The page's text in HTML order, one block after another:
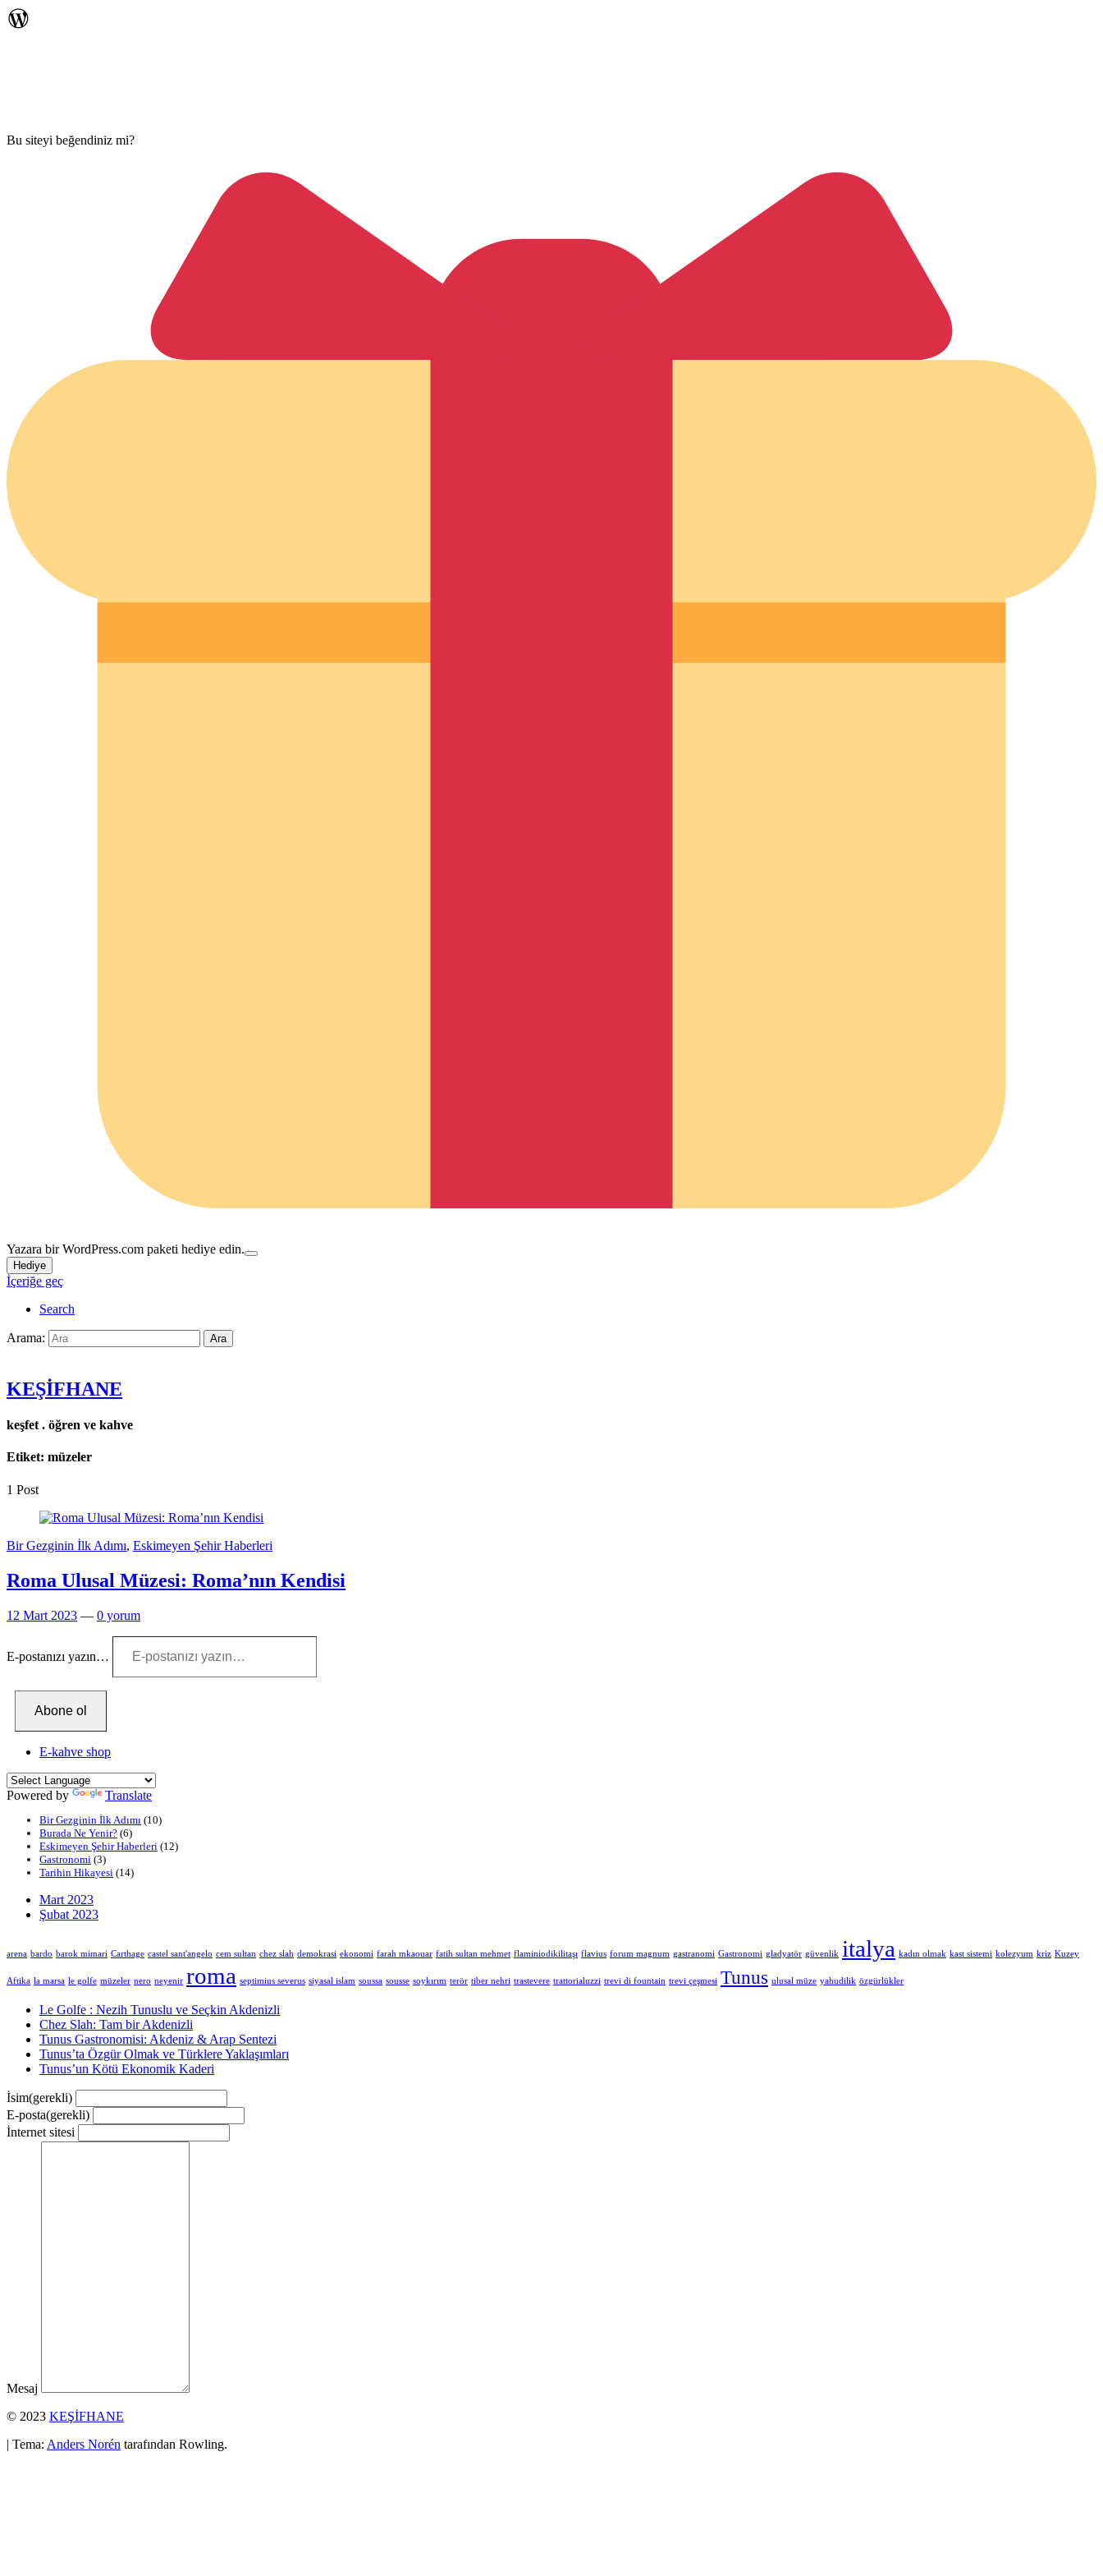
Bu siteyi beğendiniz mi?
Yazara bir WordPress.com paketi hediye edin.
Hediye
İçeriğe geç
Search
Arama: Ara
KEŞİFHANE
keşfet . öğren ve kahve
Etiket: müzeler
1 Post
Bir Gezginin İlk Adımı, Eskimeyen Şehir Haberleri
Roma Ulusal Müzesi: Roma’nın Kendisi
12 Mart 2023 — 0 yorum
E-postanızı yazın…
Abone ol
E-kahve shop
Powered by Translate
Bir Gezginin İlk Adımı (10)
Burada Ne Yenir? (6)
Eskimeyen Şehir Haberleri (12)
Gastronomi (3)
Tarihin Hikayesi (14)
Mart 2023
Şubat 2023
arena bardo barok mimari Carthage castel sant'angelo cem sultan chez slah demokrasi ekonomi farah mkaouar fatih sultan mehmet flaminiodikilitaşı flavius forum magnum gastranomi Gastronomi gladyatör güvenlik italya kadın olmak kast sistemi kolezyum kriz Kuzey
Aftika la marsa le golfe müzeler nero neyenir roma septimius severus siyasal islam soussa sousse soykırım terör tiber nehri trastevere trattorialuzzi trevi di fountain trevi çeşmesi Tunus ulusal müze yahudilik özgürlükler
Le Golfe : Nezih Tunuslu ve Seçkin Akdenizli
Chez Slah: Tam bir Akdenizli
Tunus Gastronomisi: Akdeniz & Arap Sentezi
Tunus’ta Özgür Olmak ve Türklere Yaklaşımları
Tunus’un Kötü Ekonomik Kaderi
İsim(gerekli)
E-posta(gerekli)
İnternet sitesi
Mesaj
© 2023 KEŞİFHANE
| Tema: Anders Norén tarafından Rowling.